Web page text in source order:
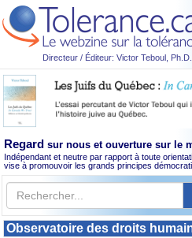
Directeur / Éditeur: Victor Teboul, Ph.D.
Regard sur nous et ouverture sur le
Indépendant et neutre par rapport à toute
vise à promouvoir les grands principes
Observatoire des droits